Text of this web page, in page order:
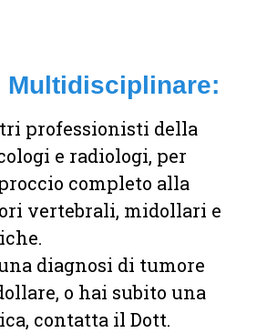
Multidisciplinare:
professionisti della
e radiologi, per
completo alla
vertebrali, midollari e
diagnosi di tumore
o hai subito una
contatta il Dott.